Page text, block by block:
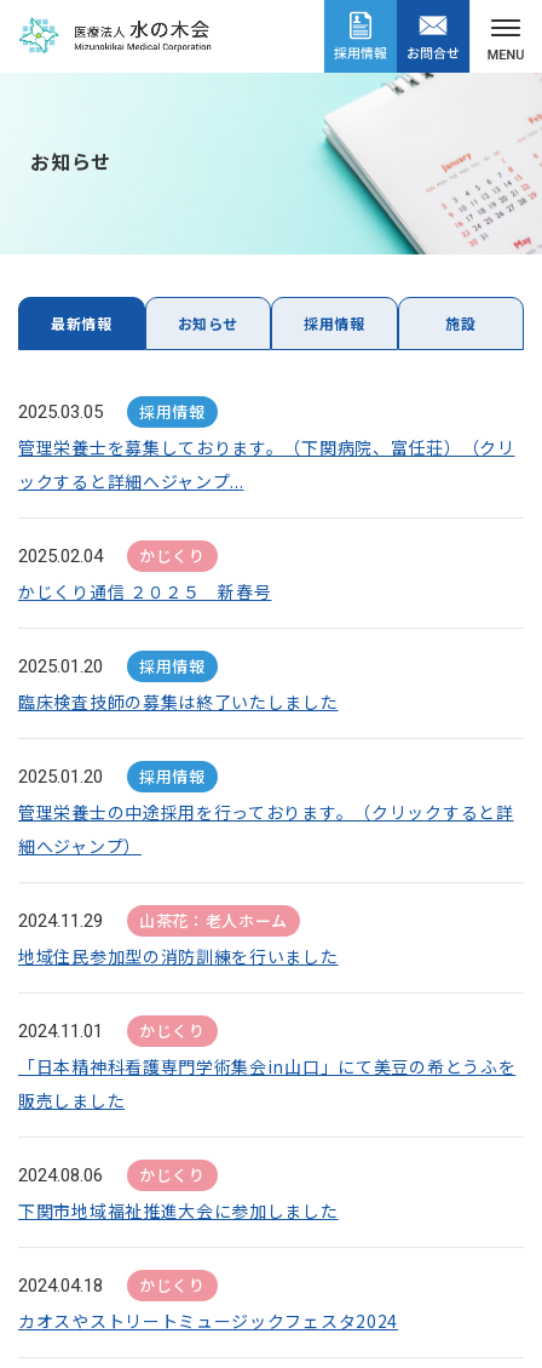
お知らせ
最新情報 お知らせ 採用情報 施設
2025.03.05 採用情報
管理栄養士を募集しております。（下関病院、富任荘）（クリ
ックすると詳細へジャンプ...
2025.02.04 かじくり
かじくり通信 ２０２５ 新春号
2025.01.20 採用情報
臨床検査技師の募集は終了いたしました
2025.01.20 採用情報
管理栄養士の中途採用を行っております。（クリックすると詳
細へジャンプ）
2024.11.29 山茶花：老人ホーム
地域住民参加型の消防訓練を行いました
2024.11.01 かじくり
「日本精神科看護専門学術集会in山口」にて美豆の希とうふを
販売しました
2024.08.06 かじくり
下関市地域福祉推進大会に参加しました
2024.04.18 かじくり
カオスやストリートミュージックフェスタ2024